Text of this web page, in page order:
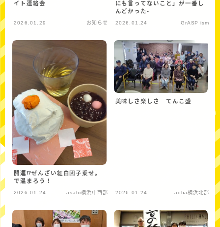
イト連絡会
2026.01.29 お知らせ
にも言ってないこと」が一番し
んどかった-
2026.01.24 GrASP ism
開運⁉ぜんざい紅白団子乗せ。
で温まろう！
2026.01.24 asahi横浜中西部
美味しさ楽しさ てんこ盛
2026.01.24 aoba横浜北部